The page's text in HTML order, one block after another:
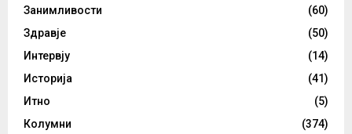
Занимливости
(60)
Здравје
(50)
Интервју
(14)
Историја
(41)
Итно
(5)
Колумни
(374)